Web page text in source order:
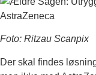
Foto: Ritzau Scanpix
Der skal findes